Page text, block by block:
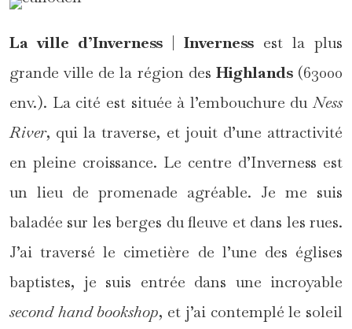
La ville d’Inverness | Inverness est la plus
grande ville de la région des Highlands(63000
env.). La cité est située à l’embouchure duNess
River, qui la traverse, et jouit d’une attractivité
en pleine croissance. Le centre d’Inverness est
un lieu de promenade agréable. Je me suis
baladée sur les berges du fleuve et dans les rues.
J’ai traversé le cimetière de l’une des églises
baptistes, je suis entrée dans une incroyable
second hand bookshop, et j’ai contemplé le soleil